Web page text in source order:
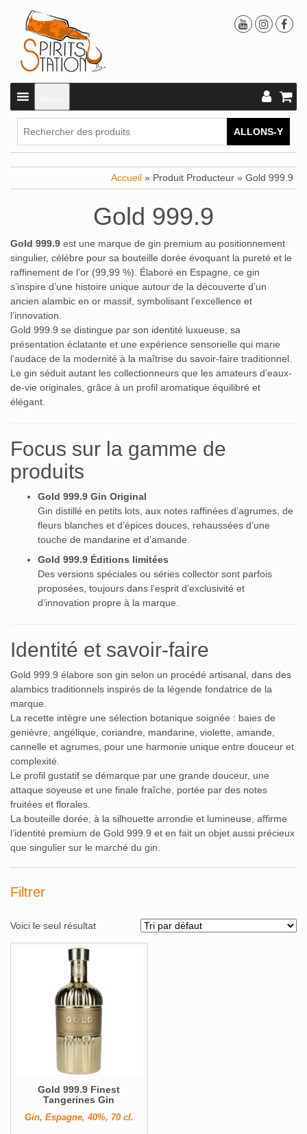
ALLONS-Y
Accueil » Produit Producteur » Gold 999.9
Gold 999.9
Gold 999.9 est une marque de gin premium au positionnement
singulier, célèbre pour sa bouteille dorée évoquant la pureté et le
raffinement de l’or (99,99 %). Élaboré en Espagne, ce gin
s’inspire d’une histoire unique autour de la découverte d’un
ancien alambic en or massif, symbolisant l’excellence et
l’innovation.
Gold 999.9 se distingue par son identité luxueuse, sa
présentation éclatante et une expérience sensorielle qui marie
l’audace de la modernité à la maîtrise du savoir-faire traditionnel.
Le gin séduit autant les collectionneurs que les amateurs d’eaux-
de-vie originales, grâce à un profil aromatique équilibré et
élégant.
Focus sur la gamme de
produits
Gold 999.9 Gin Original
Gin distillé en petits lots, aux notes raffinées d’agrumes, de
fleurs blanches et d’épices douces, rehaussées d’une
touche de mandarine et d’amande.
Gold 999.9 Éditions limitées
Des versions spéciales ou séries collector sont parfois
proposées, toujours dans l’esprit d’exclusivité et
d’innovation propre à la marque.
Identité et savoir-faire
Gold 999.9 élabore son gin selon un procédé artisanal, dans des
alambics traditionnels inspirés de la légende fondatrice de la
marque.
La recette intègre une sélection botanique soignée : baies de
genièvre, angélique, coriandre, mandarine, violette, amande,
cannelle et agrumes, pour une harmonie unique entre douceur et
complexité.
Le profil gustatif se démarque par une grande douceur, une
attaque soyeuse et une finale fraîche, portée par des notes
fruitées et florales.
La bouteille dorée, à la silhouette arrondie et lumineuse, affirme
l’identité premium de Gold 999.9 et en fait un objet aussi précieux
que singulier sur le marché du gin.
Filtrer
Bouteilles originales
Calendrier de l'avent
Coffrets Cadeau
Magnums et +
Producteur
Volume
Voici le seul résultat
Gold 999.9 Finest
Tangerines Gin
Gin, Espagne, 40%, 70 cl.